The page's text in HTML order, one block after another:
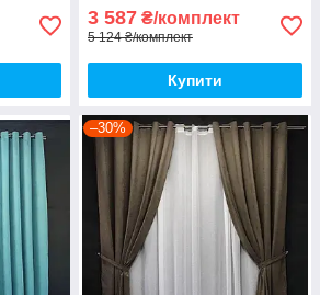
3 587 ₴/комплект
5 124 ₴/комплект
Купити
–30%